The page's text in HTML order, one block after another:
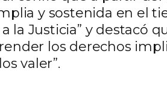
y sostenida en el
la Justicia” y destacó
los derechos
valer”.